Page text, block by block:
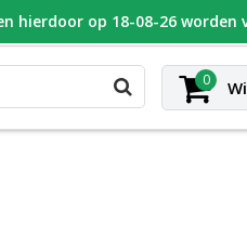
0
hierdoor op 18-08-26 worden